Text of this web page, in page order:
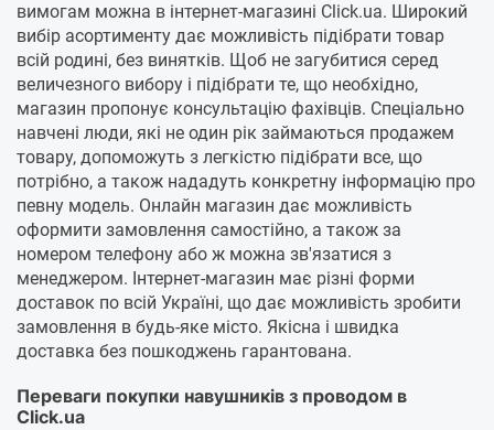
вимогам можна в інтернет-магазині Click.ua. Широкий
вибір асортименту дає можливість підібрати товар
всій родині, без винятків. Щоб не загубитися серед
величезного вибору і підібрати те, що необхідно,
магазин пропонує консультацію фахівців. Спеціально
навчені люди, які не один рік займаються продажем
товару, допоможуть з легкістю підібрати все, що
потрібно, а також нададуть конкретну інформацію про
певну модель. Онлайн магазин дає можливість
оформити замовлення самостійно, а також за
номером телефону або ж можна зв'язатися з
менеджером. Інтернет-магазин має різні форми
доставок по всій Україні, що дає можливість зробити
замовлення в будь-яке місто. Якісна і швидка
доставка без пошкоджень гарантована.
Переваги покупки навушників з проводом в
Click.ua